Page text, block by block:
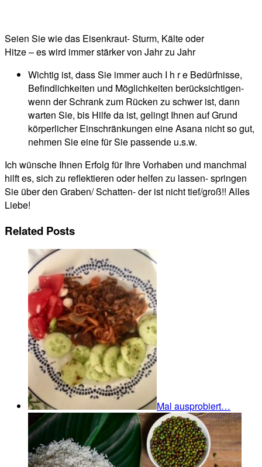
Seien Sie wie das Eisenkraut- Sturm, Kälte oder
Hitze – es wird immer stärker von Jahr zu Jahr
Wichtig ist, dass Sie immer auch I h r e Bedürfnisse,
Befindlichkeiten und Möglichkeiten berücksichtigen-
wenn der Schrank zum Rücken zu schwer ist, dann
warten Sie, bis Hilfe da ist, gelingt Ihnen auf Grund
körperlicher Einschränkungen eine Asana nicht so gut,
nehmen Sie eine für Sie passende u.s.w.
Ich wünsche Ihnen Erfolg für Ihre Vorhaben und manchmal
hilft es, sich zu reflektieren oder helfen zu lassen- springen
Sie über den Graben/ Schatten- der ist nicht tief/groß!! Alles
Liebe!
Related Posts
Mal ausprobiert…